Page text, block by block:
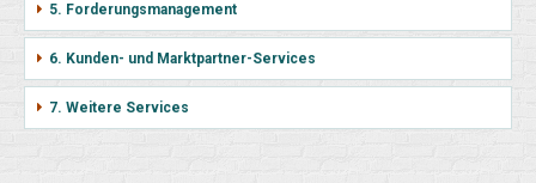
5. Forderungsmanagement
6. Kunden- und Marktpartner-Services
7. Weitere Services